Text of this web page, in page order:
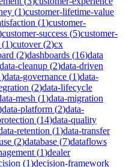
(1)customer-lifetime-value
(1)customer-
customer-success (5)customer-
(1)cutover(2)cx
(2)dashboards (16)data
data-cleanup (2)data-driven
)data-governance (1)data-
(2)data-lifecycle
mesh (1)data-migration
data-platform (2)data-
(14)data-quality
retention (1)data-transfer
(2)database (7)dataflows
(1)dealer
(1)decision-framework